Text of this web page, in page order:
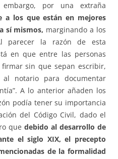
por una extraña
a los que están en mejores
sí mismos, marginando a los
parecer la razón de esta
en que entre las personas
sin que sepan escribir,
notario para documentar
A lo anterior añaden los
podía tener su importancia
del Código Civil, dado el
que debido al desarrollo de
el siglo XIX, el precepto
de la formalidad